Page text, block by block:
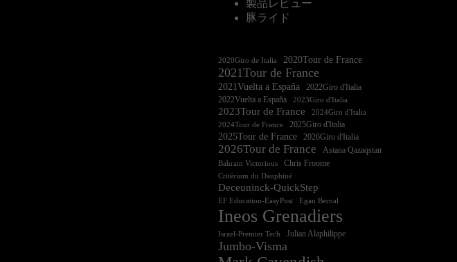
製品レビュー
豚ライド
2020Giro de Italia 2020Tour de France
2021Tour de France
2021Vuelta a España
2022Giro d'Italia‏
2022Vuelta a España
2023Giro d'Italia
2023Tour de France
2024Tour de France
2025Giro d'Italia
2025Tour de France 2026Giro d'Italia
2026Tour de France Astana Qazaqstan
Bahrain Victorious Chris Froome
Critérium du Dauphiné
Deceuninck-QuickStep
EF Education-EasyPost Egan Bernal
Ineos Grenadiers
Israel-Premier Tech Julian Alaphilippe
Jumbo-Visma